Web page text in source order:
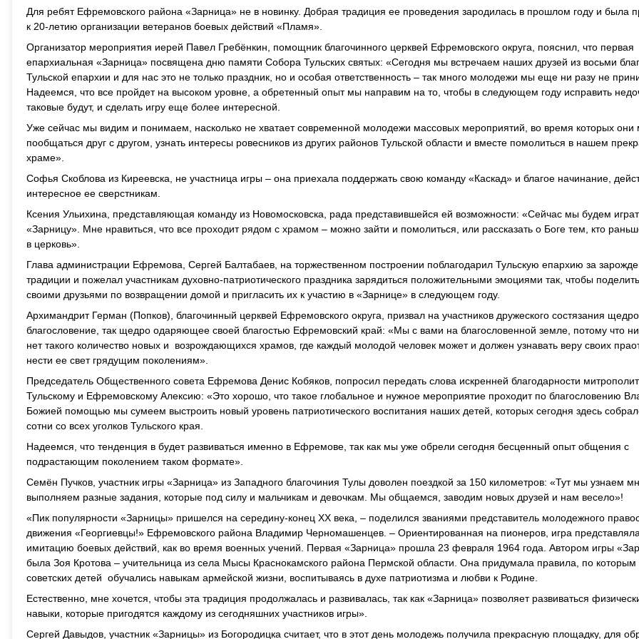
Для ребят Ефремовского района «Зарница» не в новинку. Добрая традиция ее проведения зародилась в прошлом году и была
к 20-летию организации ветеранов боевых действий «Пламя».
Организатор мероприятия иерей Павел Гребёнкин, помощник благочинного церквей Ефремовского округа, пояснил, что первая
епархиальная «Зарница» посвящена дню памяти Собора Тульских святых: «Сегодня мы встречаем наших друзей из восьми
Тульской епархии и для нас это не только праздник, но и особая ответственность – так много молодежи мы еще ни разу не
Надеемся, что все пройдет на высоком уровне, а обретенный опыт мы направим на то, чтобы в следующем году исправить
таковые будут, и сделать игру еще более интересной.
Уже сейчас мы видим и понимаем, насколько не хватает современной молодежи массовых мероприятий, во время которых они
пообщаться друг с другом, узнать интересы ровесников из других районов Тульской области и вместе помолиться в нашем
храме».
Софья Скоблова из Киреевска, не участница игры – она приехала поддержать свою команду «Каскад» и благое начинание,
интересное ее сверстникам.
Ксения Ульихина, представляющая команду из Новомосковска, рада представившейся ей возможности: «Сейчас мы будем
«Зарницу». Мне нравиться, что все проходит рядом с храмом – можно зайти и помолиться, или рассказать о Боге тем, кто
в церковь».
Глава администрации Ефремова, Сергей Балтабаев, на торжественном построении поблагодарил Тульскую епархию за
традиции и пожелал участникам духовно-патриотического праздника зарядиться положительными эмоциями так, чтобы
своими друзьями по возвращении домой и пригласить их к участию в «Зарнице» в следующем году.
Архимандрит Герман (Попков), благочинный церквей Ефремовского округа, призвал на участников дружеского состязания
благословение, так щедро одаряющее своей благостью Ефремовский край: «Мы с вами на благословенной земле, потому что
нет такого количество новых и возрождающихся храмов, где каждый молодой человек может и должен узнавать веру своих
нести ее свет грядущим поколениям».
Председатель Общественного совета Ефремова Денис Кобяков, попросил передать слова искренней благодарности
Тульскому и Ефремовскому Алексию: «Это хорошо, что такое глобальное и нужное мероприятие проходит по благословению
Божией помощью мы сумеем выстроить новый уровень патриотического воспитания наших детей, которых сегодня здесь
сотни со всех уголков Тульского края.
Надеемся, что тенденция в будет развиваться именно в Ефремове, так как мы уже обрели сегодня бесценный опыт общения с
подрастающим поколением таком формате».
Семён Пучков, участник игры «Зарница» из Западного благочиния Тулы доволен поездкой за 150 километров: «Тут мы узнаем
выполняем разные задания, которые под силу и мальчикам и девочкам. Мы общаемся, заводим новых друзей и нам весело»!
«Пик популярности «Зарницы» пришелся на середину-конец XX века, – поделился званиями представитель молодежного
движения «Георгиевцы!» Ефремовского района Владимир Черномашенцев. – Ориентированная на пионеров, игра
имитацию боевых действий, как во время военных учений. Первая «Зарница» прошла 23 февраля 1964 года. Автором игры
была Зоя Кротова – учительница из села Мысы Краснокамского района Пермской области. Она придумала правила, по
советских детей обучались навыкам армейской жизни, воспитываясь в духе патриотизма и любви к Родине.
Естественно, мне хочется, чтобы эта традиция продолжалась и развивалась, так как «Зарница» позволяет развиваться
навыки, которые пригодятся каждому из сегодняшних участников игры».
Сергей Давыдов, участник «Зарницы» из Богородицка считает, что в этот день молодежь получила прекрасную площадку, для